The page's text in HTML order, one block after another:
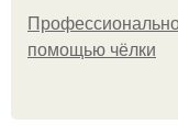
помощью чёлки